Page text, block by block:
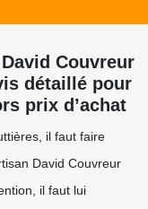
Couvreur
détaillé pour
prix d’achat
il faut faire
David Couvreur
il faut lui